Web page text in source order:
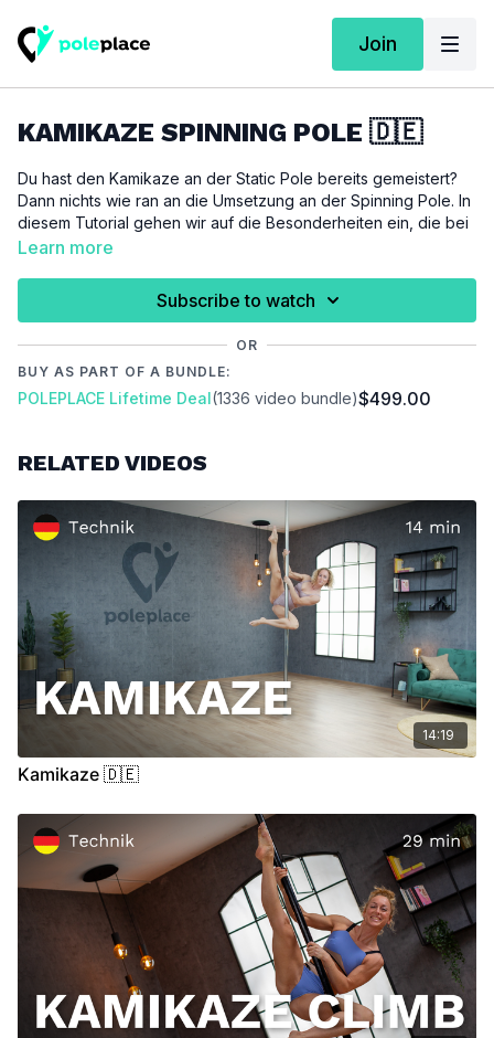
Join
KAMIKAZE SPINNING POLE 🇩🇪
Du hast den Kamikaze an der Static Pole bereits gemeistert?
Dann nichts wie ran an die Umsetzung an der Spinning Pole. In
diesem Tutorial gehen wir auf die Besonderheiten ein, die bei
dieser Technik an der Spinning Pole zu beachten sind.
voraus.
Bitte achte darauf, dich vor der Ausübung dieses Tutorials
ausreichend aufzuwärmen um Verletzungen zu vermeiden und
Video Chapter:
00:46
01:04Stand
Learn more
Subscribe to watch
OR
BUY AS PART OF A BUNDLE:
POLEPLACE Lifetime Deal(1336 video bundle)$499.00
RELATED VIDEOS
14:19
Kamikaze 🇩🇪